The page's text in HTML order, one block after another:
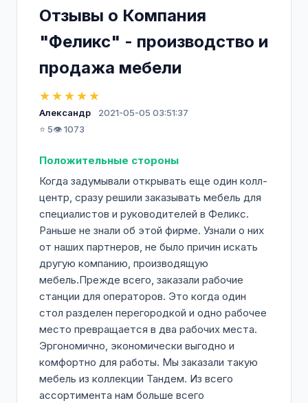
Отзывы о Компания
"Феликс" - производство и
продажа мебели
★★★★★
Александр
2021-05-05 03:51:37
⭐ 5👁️ 1073
Положительные стороны
Когда задумывали открывать еще один колл-
центр, сразу решили заказывать мебель для
специалистов и руководителей в Феликс.
Раньше не знали об этой фирме. Узнали о них
от наших партнеров, не было причин искать
другую компанию, производящую
мебель.Прежде всего, заказали рабочие
станции для операторов. Это когда один
стол разделен перегородкой и одно рабочее
место превращается в два рабочих места.
Эргономично, экономически выгодно и
комфортно для работы. Мы заказали такую
мебель из коллекции Тандем. Из всего
ассортимента нам больше всего